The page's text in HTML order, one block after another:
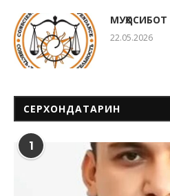
22.05.2026
СЕРХОНДАТАРИН
1